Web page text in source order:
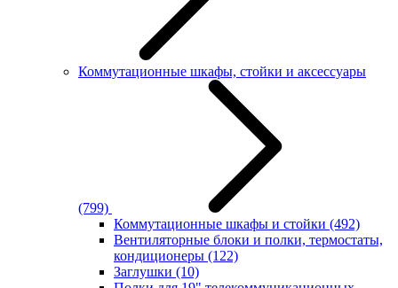
Коммутационные шкафы, стойки и аксессуары
(799)
Коммутационные шкафы и стойки (492)
Вентиляторные блоки и полки, термостаты,
кондиционеры (122)
Заглушки (10)